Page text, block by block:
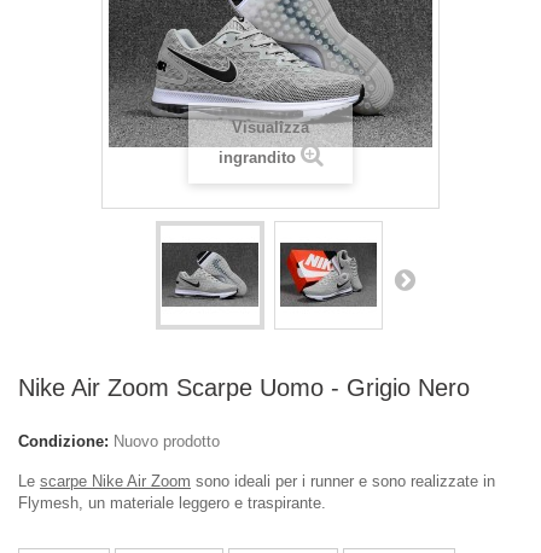
Visualizza
ingrandito
Nike Air Zoom Scarpe Uomo - Grigio Nero
Condizione: Nuovo prodotto
Le scarpe Nike Air Zoom sono ideali per i runner e sono realizzate in
Flymesh, un materiale leggero e traspirante.